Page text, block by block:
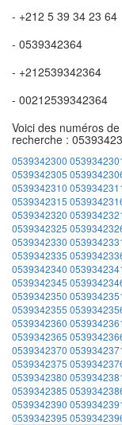
- +212 5 39 34 23 64
- 0539342364
- +212539342364
- 00212539342364
Voici des numéros
recherche :
0539342300
0539342305
0539342310
0539342315
0539342320
0539342325
0539342330
0539342335
0539342340
0539342345
0539342350
0539342355
0539342360
0539342365
0539342370
0539342375
0539342380
0539342385
0539342390
0539342395